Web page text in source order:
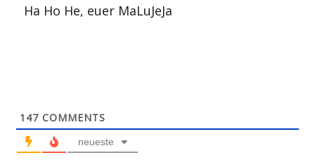
Ha Ho He, euer MaLuJeJa
147 COMMENTS
neueste